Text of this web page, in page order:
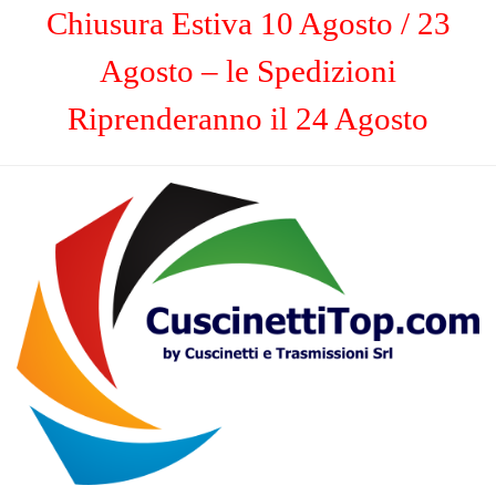
Chiusura Estiva 10 Agosto / 23
Agosto – le Spedizioni
Riprenderanno il 24 Agosto